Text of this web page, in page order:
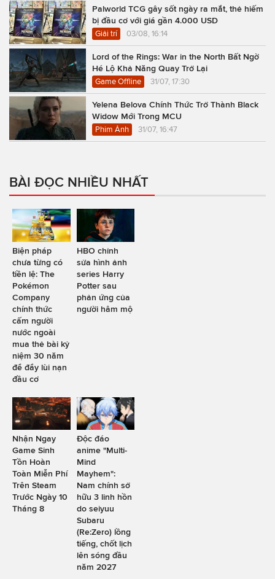
Palworld TCG gây sốt ngày ra mắt, thẻ hiếm
bị đầu cơ với giá gần 4.000 USD
Giải trí 03/08, 16:14
Lord of the Rings: War in the North Bất Ngờ
Hé Lộ Khả Năng Quay Trở Lại
Game Offline 31/07, 17:30
Yelena Belova Chính Thức Trở Thành Black
Widow Mới Trong MCU
Phim Ảnh 31/07, 16:47
BÀI ĐỌC NHIỀU NHẤT
Biện pháp
chưa từng có
tiền lệ: The
Pokémon
Company
chính thức
cấm người
nước ngoài
mua thẻ bài kỷ
niệm 30 năm
để đẩy lùi nạn
đầu cơ
HBO chỉnh
sửa hình ảnh
series Harry
Potter sau
phản ứng của
người hâm mộ
Nhận Ngay
Game Sinh
Tồn Hoàn
Toàn Miễn Phí
Trên Steam
Trước Ngày 10
Tháng 8
Độc đáo
anime "Multi-
Mind
Mayhem":
Nam chính sở
hữu 3 linh hồn
do seiyuu
Subaru
(Re:Zero) lồng
tiếng, chốt lịch
lên sóng đầu
năm 2027